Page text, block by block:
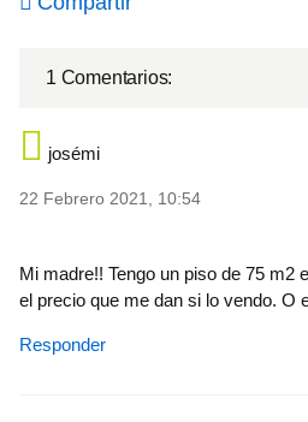
1 Comentarios:
josémi
22 Febrero 2021, 10:54
Mi madre!! Tengo un piso de 75 m2
el precio que me dan si lo vendo. O
Responder